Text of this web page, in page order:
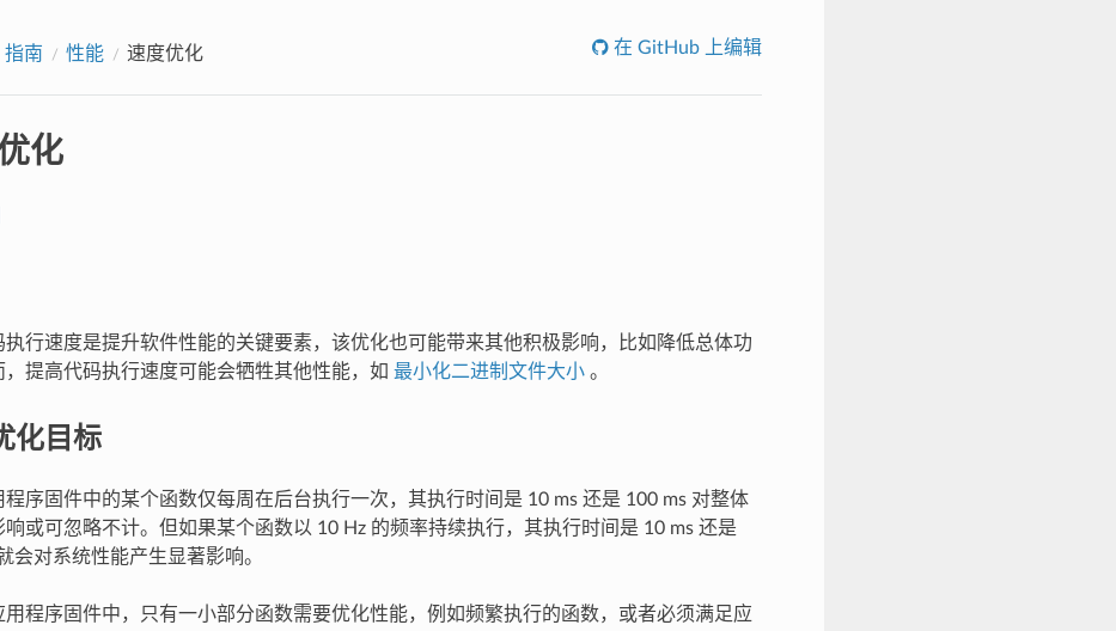
指南 性能 速度优化 在 GitHub 上编辑
化
执行速度是提升软件性能的关键要素，该优化也可能带来其他积极影响，比如降低总体功
，提高代码执行速度可能会牺牲其他性能，如 最小化二进制文件大小。
化目标
程序固件中的某个函数仅每周在后台执行一次，其执行时间是 10 ms 还是 100 ms 对整体
响或可忽略不计。但如果某个函数以 10 Hz 的频率持续执行，其执行时间是 10 ms 还是
会对系统性能产生显著影响。
用程序固件中，只有一小部分函数需要优化性能，例如频繁执行的函数，或者必须满足应